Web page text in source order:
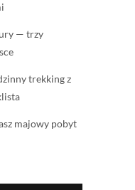
— trzy
trekking z
majowy pobyt